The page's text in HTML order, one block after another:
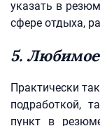
указать в
сфере отдыха,
5.
Практически
подработкой,
пункт в